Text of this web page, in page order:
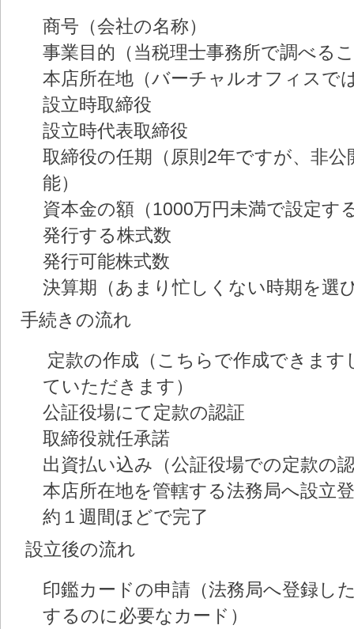
商号（会社の名称）
事業目的（当税理士事務所で調べる
本店所在地（バーチャルオフィスで
設立時取締役
設立時代表取締役
取締役の任期（原則2年ですが、非
能）
資本金の額（1000万円未満で設定す
発行する株式数
発行可能株式数
決算期（あまり忙しくない時期を選
手続きの流れ
定款の作成（こちらで作成できま
ていただきます）
公証役場にて定款の認証
取締役就任承諾
出資払い込み（公証役場での定款の
本店所在地を管轄する法務局へ設立
約１週間ほどで完了
設立後の流れ
印鑑カードの申請（法務局へ登録し
するのに必要なカード）